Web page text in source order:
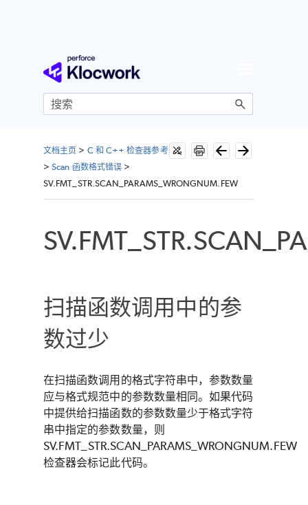
跳到主内容
文档主页 > C 和 C++ 检查器参考
>Scan 函数格式错误 >
SV.FMT_STR.SCAN_PARAMS_WRONGNUM.FEW
扫描函数调用中的参
数过少
在扫描函数调用的格式字符串中，参数数量
应与格式规范中的参数数量相同。如果代码
中提供给扫描函数的参数数量少于格式字符
串中指定的参数数量，则
SV.FMT_STR.SCAN_PARAMS_WRONGNUM.FEW
检查器会标记此代码。